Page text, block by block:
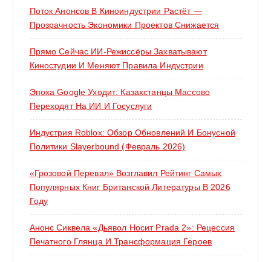
Поток Анонсов В Киноиндустрии Растёт —
Прозрачность Экономики Проектов Снижается
Прямо Сейчас ИИ-Режиссёры Захватывают
Киностудии И Меняют Правила Индустрии
Эпоха Google Уходит: Казахстанцы Массово
Переходят На ИИ И Госуслуги
Индустрия Roblox: Обзор Обновлений И Бонусной
Политики Slayerbound (февраль 2026)
«Грозовой Перевал» Возглавил Рейтинг Самых
Популярных Книг Британской Литературы В 2026
Году
Анонс Сиквела «Дьявол Носит Prada 2»: Рецессия
Печатного Глянца И Трансформация Героев